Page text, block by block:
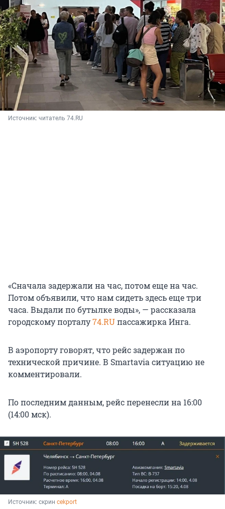
Источник: читатель 74.RU
«Сначала задержали на час, потом еще на час.
Потом объявили, что нам сидеть здесь еще три
часа. Выдали по бутылке воды», — рассказала
городскому порталу74.RUпассажирка Инга.
В аэропорту говорят, что рейс задержан по
технической причине. В Smartavia ситуацию не
комментировали.
По последним данным, рейс перенесли на 16:00
(14:00 мск).
Источник: скрин cekport